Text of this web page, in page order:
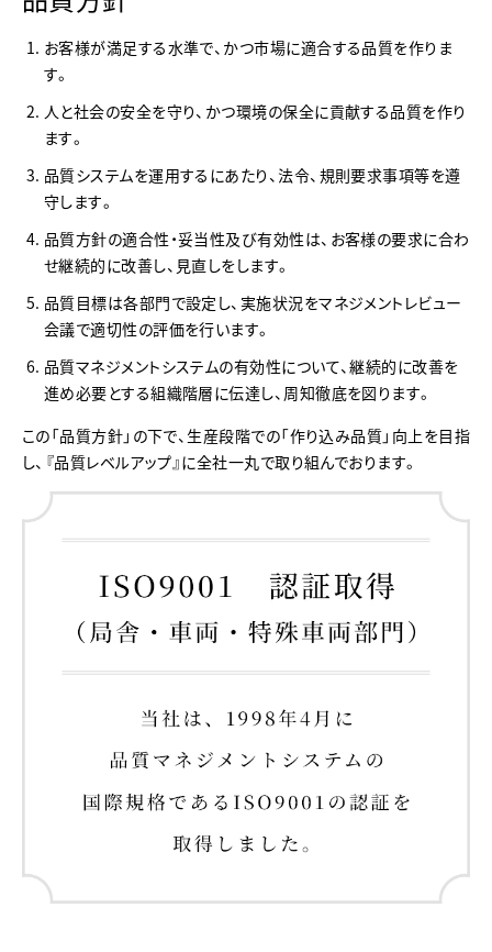
お客様が満足する水準で、かつ市場に適合する品質を作りま
す。
人と社会の安全を守り、かつ環境の保全に貢献する品質を作り
ます。
品質システムを運用するにあたり、法令、規則要求事項等を遵
守します。
品質方針の適合性・妥当性及び有効性は、お客様の要求に合わ
せ継続的に改善し、見直しをします。
品質目標は各部門で設定し、実施状況をマネジメントレビュー
会議で適切性の評価を行います。
品質マネジメントシステムの有効性について、継続的に改善を
進め必要とする組織階層に伝達し、周知徹底を図ります。
この「品質方針」の下で、生産段階での「作り込み品質」向上を目指
し、『品質レベルアップ』に全社一丸で取り組んでおります。